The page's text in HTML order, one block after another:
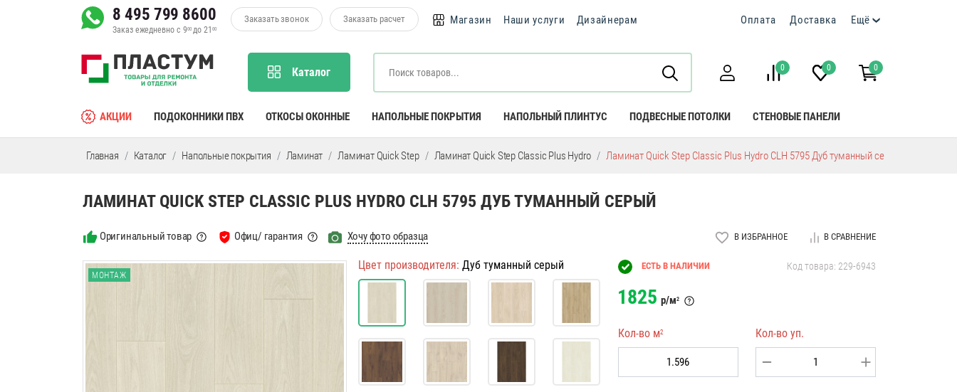
8 495 799 8600
Заказ ежедневно с 900до 2100
Заказать звонок Заказать расчет Магазин Наши услуги Дизайнерам Оплата Доставка Ещё
Каталог 0 0 0
АКЦИИ ПОДОКОННИКИ ПВХ ОТКОСЫ ОКОННЫЕ НАПОЛЬНЫЕ ПОКРЫТИЯ НАПОЛЬНЫЙ ПЛИНТУС ПОДВЕСНЫЕ ПОТОЛКИ СТЕНОВЫЕ ПАНЕЛИ
Главная Каталог Напольные покрытия Ламинат Ламинат Quick Step Ламинат Quick Step Classic Plus Hydro Ламинат Quick Step Classic Plus Hydro CLH 5795 Дуб туманный серый
ЛАМИНАТ QUICK STEP CLASSIC PLUS HYDRO CLH 5795 ДУБ ТУМАННЫЙ СЕРЫЙ
Оригинальный товар Офиц/ гарантия Хочу фото образца В ИЗБРАННОЕ В СРАВНЕНИЕ
МОНТАЖ
Цвет производителя:Дуб туманный серый ЕСТЬ В НАЛИЧИИ Код товара: 229-6943
1825 р/м2
Кол-во м2 Кол-во уп.